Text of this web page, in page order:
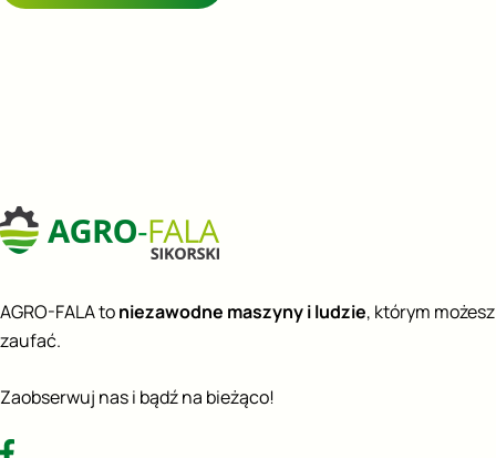
AGRO-FALA toniezawodne maszyny i ludzie, którym możesz
zaufać.
Zaobserwuj nas i bądź na bieżąco!